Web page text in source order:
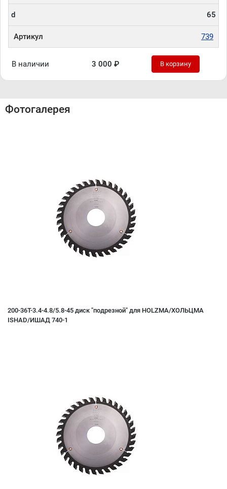
d 65
Артикул 739
В наличии 3 000 ₽ В корзину
Фотогалерея
200-36T-3.4-4.8/5.8-45 диск "подрезной" для HOLZMA/ХОЛЬЦМА
ISHAD/ИШАД 740-1